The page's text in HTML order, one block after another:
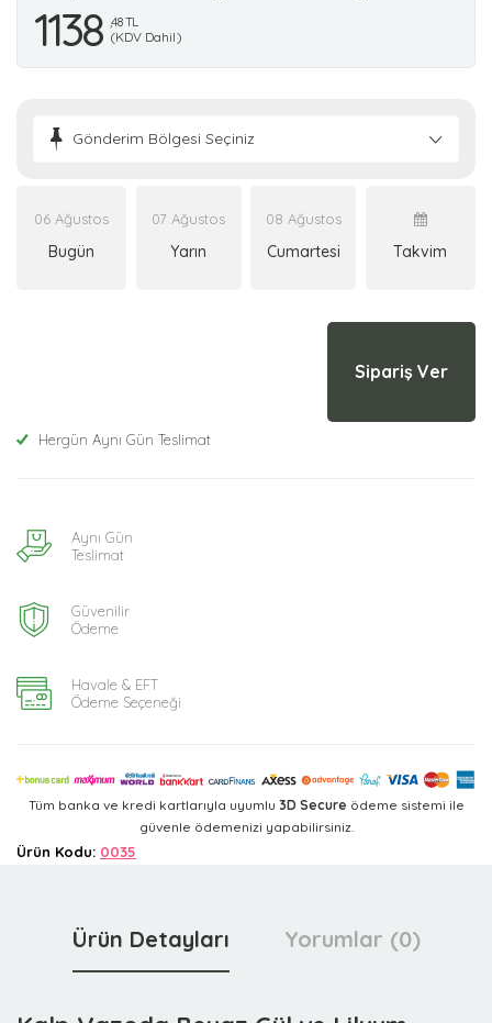
1138 ,48 TL
(KDV Dahil)
Gönderim Bölgesi Seçiniz
06 Ağustos
Bugün
07 Ağustos
Yarın
08 Ağustos
Cumartesi Takvim
Sipariş Ver
Hergün Aynı Gün Teslimat
Aynı Gün
Teslimat
Güvenilir
Ödeme
Havale & EFT
Ödeme Seçeneği
Tüm banka ve kredi kartlarıyla uyumlu 3D Secure ödeme sistemi ile
güvenle ödemenizi yapabilirsiniz.
Ürün Kodu: 0035
Ürün Detayları Yorumlar (0)